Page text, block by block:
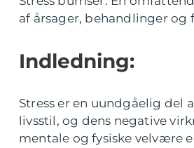
af årsager, behandlinger og
Indledning:
Stress er en uundgåelig del
livsstil, og dens negative
mentale og fysiske velvære